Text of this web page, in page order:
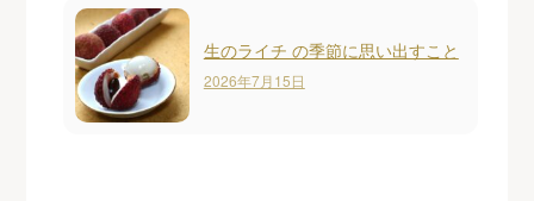
生のライチ の季節に思い出すこと
2026年7月15日